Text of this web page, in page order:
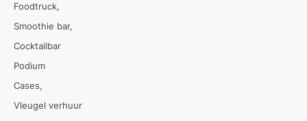
Foodtruck
Smoothie bar
Cocktailbar
Podium
Cases
Vleugel verhuur